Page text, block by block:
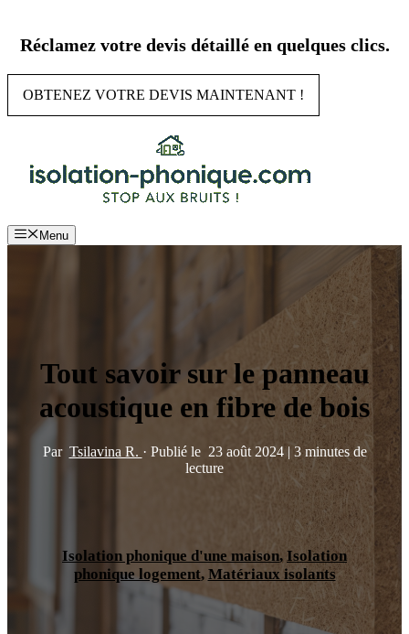
contenu
Réclamez votre devis détaillé en quelques clics.
OBTENEZ VOTRE DEVIS MAINTENANT !
Menu
Tout savoir sur le panneau
acoustique en fibre de bois
Par Tsilavina R. · Publié le 23 août 2024 | 3 minutes de
lecture
Isolation phonique d'une maison, Isolation
phonique logement, Matériaux isolants